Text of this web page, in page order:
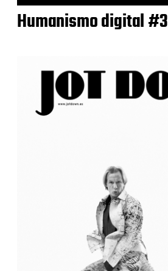
Humanismo digital #3